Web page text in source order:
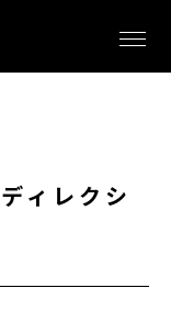
ィレクシ